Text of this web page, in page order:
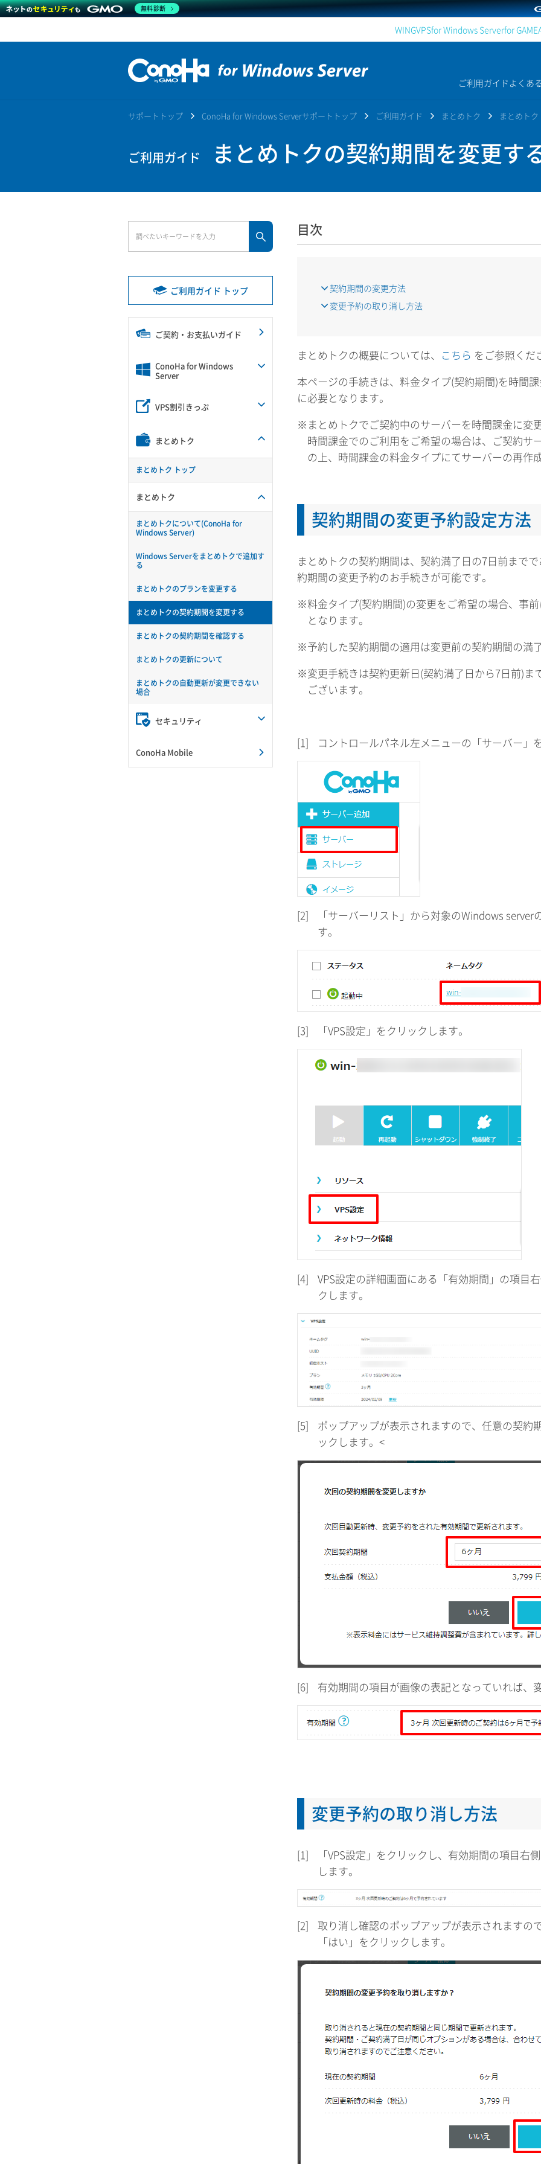
WINGVPSfor Windows Serverfor GAME
ご利用ガイド よくあ
サポートトップ ConoHa for Windows Serverサポートトップ ご利用ガイド まとめトク まとめトク
ご利用ガイド まとめトクの契約期間を変更す
ご利用ガイド トップ
ご契約・お支払いガイド
ConoHa for Windows
Server
VPS割引きっぷ
まとめトク
まとめトク トップ
まとめトク
まとめトクについて(ConoHa for
Windows Server)
Windows Serverをまとめトクで追加す
る
まとめトクのプランを変更する
まとめトクの契約期間を変更する
まとめトクの契約期間を確認する
まとめトクの更新について
まとめトクの自動更新が変更できない
場合
セキュリティ
ConoHa Mobile
目次
契約期間の変更方法
変更予約の取り消し方法
まとめトクの概要については、 こちら をご参照くだ
本ページの手続きは、料金タイプ(契約期間)を時間
に必要となります。
※まとめトクでご契約中のサーバーを時間課金に変
時間課金でのご利用をご希望の場合は、ご契約サ
の上、時間課金の料金タイプにてサーバーの再作
契約期間の変更予約設定方法
まとめトクの契約期間は、契約満了日の7日前まで
約期間の変更予約のお手続きが可能です。
※料金タイプ(契約期間)の変更をご希望の場合、事
となります。
※予約した契約期間の適用は変更前の契約期間の満
※変更手続きは契約更新日(契約満了日から7日前)ま
ございます。
[1] コントロールパネル左メニューの「サーバー」
[2]
「サーバーリスト」から対象のWindows
す。
[3] 「VPS設定」をクリックします。
[4]
VPS設定の詳細画面にある「有効期間」の項目
クします。
[5]
ポップアップが表示されますので、任意の契約
ックします。<
[6] 有効期間の項目が画像の表記となっていれば、
変更予約の取り消し方法
[1]
「VPS設定」をクリックし、有効期間の項目右
します。
[2]
取り消し確認のポップアップが表示されますの
「はい」をクリックします。
無料診断